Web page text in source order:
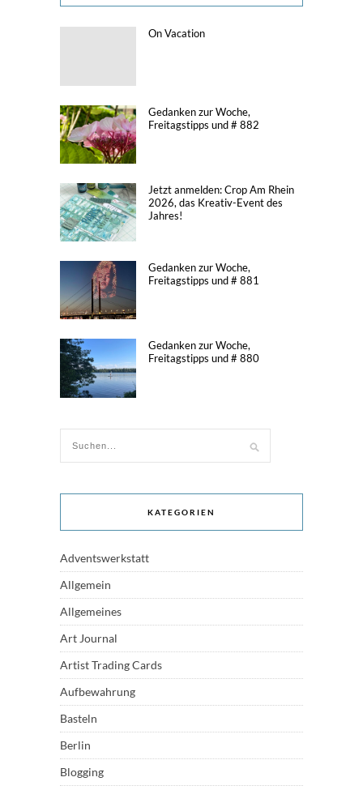
On Vacation
Gedanken zur Woche,
Freitagstipps und # 882
Jetzt anmelden: Crop Am Rhein
2026, das Kreativ-Event des
Jahres!
Gedanken zur Woche,
Freitagstipps und # 881
Gedanken zur Woche,
Freitagstipps und # 880
KATEGORIEN
Adventswerkstatt
Allgemein
Allgemeines
Art Journal
Artist Trading Cards
Aufbewahrung
Basteln
Berlin
Blogging